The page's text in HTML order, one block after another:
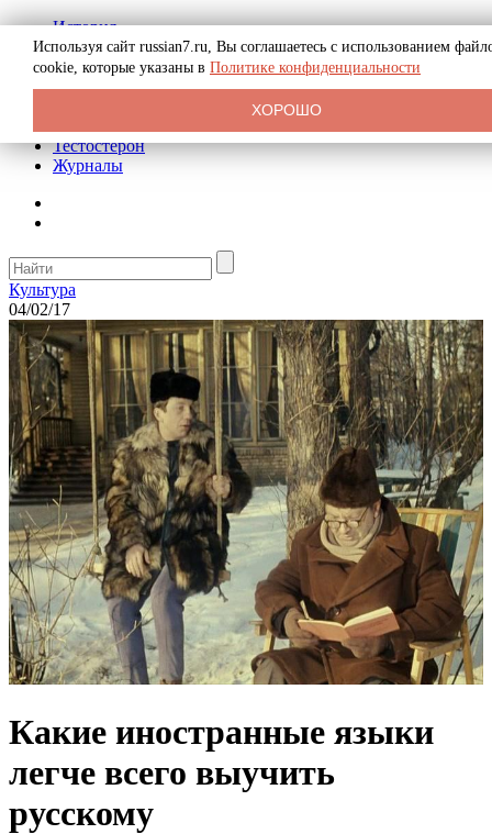
История
Биография
Криминал
Реклама на сайте
Тестостерон
Журналы
Культура
04/02/17
Какие иностранные языки
легче всего выучить
русскому
Используя сайт russian7.ru, Вы соглашаетесь с использованием
cookie, которые указаны в Политике конфиденциальности
ХОРОШО